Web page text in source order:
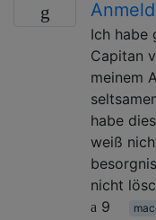
Ich habe
Capitan
meinem
habe
weiß
nicht
9